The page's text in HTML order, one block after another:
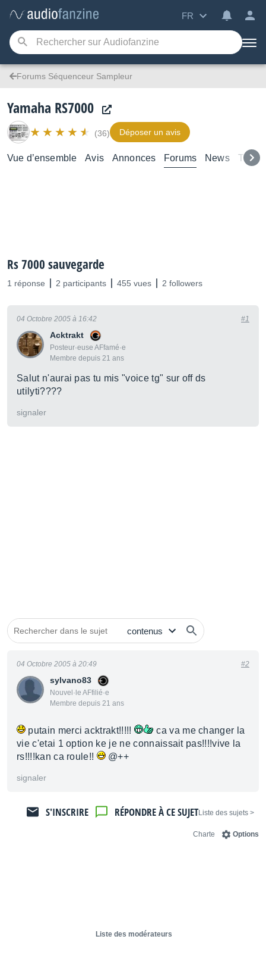
FR
Forums Séquenceur Sampleur
Yamaha RS7000
(36) Déposer un avis
Vue d’ensemble Avis Annonces Forums News
Rs 7000 sauvegarde
1 réponse 2 participants 455 vues 2 followers
Acktrakt
Posteur·euse AFfamé·e
Membre depuis 21 ans
04 Octobre 2005 à 16:42 #1
Salut n'aurai pas tu mis "voice tg" sur off ds
utilyti????
signaler
sylvano83
Nouvel·le AFfilié·e
Membre depuis 21 ans
04 Octobre 2005 à 20:49 #2
putain merci acktrakt!!!!!
ca va me changer la
vie c'etai 1 option ke je ne connaissait pas!!!!vive la
rs!!!!kan ca roule!!
@++
signaler
< Liste des sujets
RÉPONDRE À CE SUJET
S'INSCRIRE
Options
Charte
Liste des modérateurs